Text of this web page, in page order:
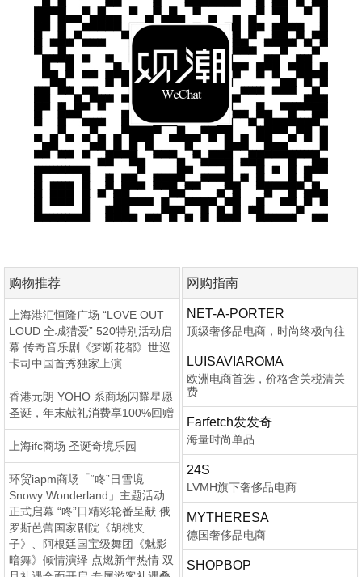
购物推荐
上海港汇恒隆广场 “LOVE OUT
LOUD 全城猎爱” 520特别活动启
幕 传奇音乐剧《梦断花都》世巡
卡司中国首秀独家上演
香港元朗 YOHO 系商场闪耀星愿
圣诞，年末献礼消费享100%回赠
上海ifc商场 圣诞奇境乐园
环贸iapm商场「“咚”日雪境
Snowy Wonderland」主题活动
正式启幕 “咚”日精彩轮番呈献 俄
罗斯芭蕾国家剧院《胡桃夹
子》、阿根廷国宝级舞团《魅影
暗舞》倾情演绎 点燃新年热情 双
网购指南
NET-A-PORTER
顶级奢侈品电商，时尚终极向往
LUISAVIAROMA
欧洲电商首选，价格含关税清关
费
Farfetch发发奇
海量时尚单品
24S
LVMH旗下奢侈品电商
MYTHERESA
德国奢侈品电商
SHOPBOP